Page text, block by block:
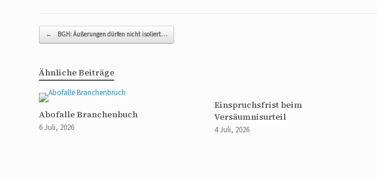
Beitragsnavigation
← BGH: Äußerungen dürfen nicht isoliert…
Ähnliche Beiträge
Abofalle Branchenbuch
6 Juli, 2026
Einspruchsfrist beim
Versäumnisurteil
4 Juli, 2026